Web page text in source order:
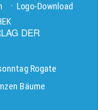
Logo-Download
DER
Rogate
Bäume